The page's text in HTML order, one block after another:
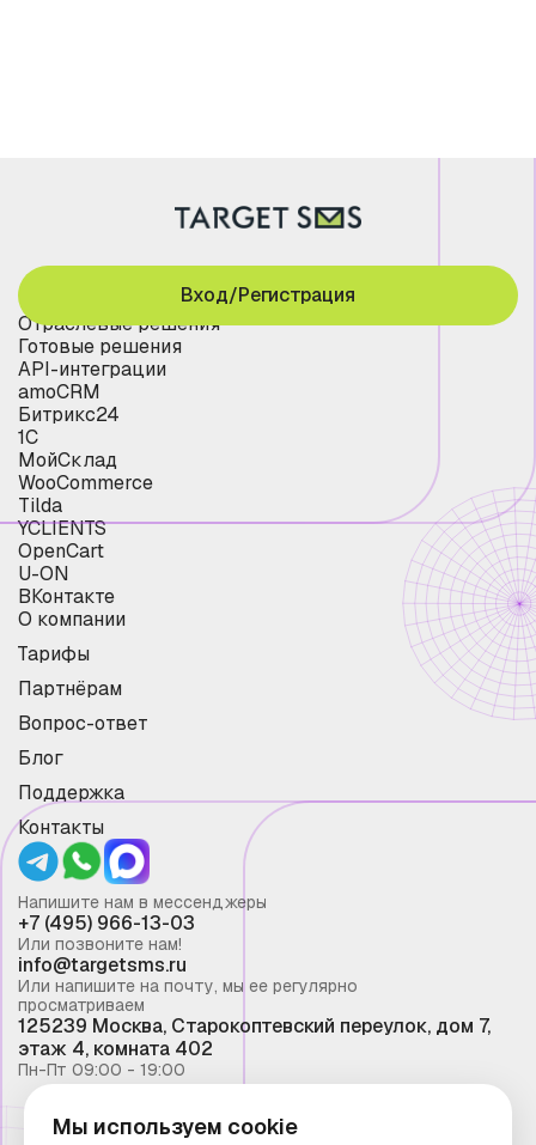
Отраслевые решения
Готовые решения
API-интеграции
amoCRM
Битрикс24
1С
МойСклад
WooCommerce
Tilda
YCLIENTS
OpenCart
U-ON
ВКонтакте
О компании
Тарифы
Партнёрам
Вопрос-ответ
Блог
Поддержка
Контакты
Вход/Регистрация
Напишите нам в мессенджеры
+7 (495) 966-13-03
Или позвоните нам!
info@targetsms.ru
Или напишите на почту, мы ее регулярно
просматриваем
125239 Москва, Старокоптевский переулок, дом 7,
этаж 4, комната 402
Пн-Пт 09:00 - 19:00
Мы используем cookie